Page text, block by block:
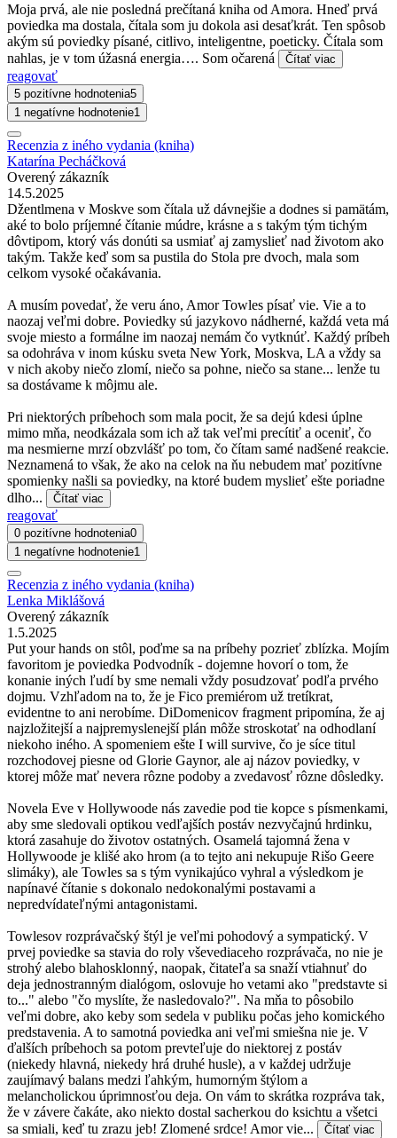
Moja prvá, ale nie posledná prečítaná kniha od Amora. Hneď prvá
poviedka ma dostala, čítala som ju dokola asi desaťkrát. Ten spôsob
akým sú poviedky písané, citlivo, inteligentne, poeticky. Čítala som
nahlas, je v tom úžasná energia…. Som očarená
Čítať viac
reagovať
5 pozitívne hodnotenia5
1 negatívne hodnotenie1
Recenzia z iného vydania (kniha)
Katarína Pecháčková
Overený zákazník
14.5.2025
Džentlmena v Moskve som čítala už dávnejšie a dodnes si pamätám,
aké to bolo príjemné čítanie múdre, krásne a s takým tým tichým
dôvtipom, ktorý vás donúti sa usmiať aj zamyslieť nad životom ako
takým. Takže keď som sa pustila do Stola pre dvoch, mala som
celkom vysoké očakávania.
A musím povedať, že veru áno, Amor Towles písať vie. Vie a to
naozaj veľmi dobre. Poviedky sú jazykovo nádherné, každá veta má
svoje miesto a formálne im naozaj nemám čo vytknúť. Každý príbeh
sa odohráva v inom kúsku sveta New York, Moskva, LA a vždy sa
v nich akoby niečo zlomí, niečo sa pohne, niečo sa stane... lenže tu
sa dostávame k môjmu ale.
Pri niektorých príbehoch som mala pocit, že sa dejú kdesi úplne
mimo mňa, neodkázala som ich až tak veľmi precítiť a oceniť, čo
ma nesmierne mrzí obzvlášť po tom, čo čítam samé nadšené reakcie.
Neznamená to však, že ako na celok na ňu nebudem mať pozitívne
spomienky našli sa poviedky, na ktoré budem myslieť ešte poriadne
dlho...
Čítať viac
reagovať
0 pozitívne hodnotenia0
1 negatívne hodnotenie1
Recenzia z iného vydania (kniha)
Lenka Miklášová
Overený zákazník
1.5.2025
Put your hands on stôl, poďme sa na príbehy pozrieť zblízka. Mojím
favoritom je poviedka Podvodník - dojemne hovorí o tom, že
konanie iných ľudí by sme nemali vždy posudzovať podľa prvého
dojmu. Vzhľadom na to, že je Fico premiérom už tretíkrat,
evidentne to ani nerobíme. DiDomenicov fragment pripomína, že aj
najzložitejší a najpremyslenejší plán môže stroskotať na odhodlaní
niekoho iného. A spomeniem ešte I will survive, čo je síce titul
rozchodovej piesne od Glorie Gaynor, ale aj názov poviedky, v
ktorej môže mať nevera rôzne podoby a zvedavosť rôzne dôsledky.
Novela Eve v Hollywoode nás zavedie pod tie kopce s písmenkami,
aby sme sledovali optikou vedľajších postáv nezvyčajnú hrdinku,
ktorá zasahuje do životov ostatných. Osamelá tajomná žena v
Hollywoode je klišé ako hrom (a to tejto ani nekupuje Rišo Geere
slimáky), ale Towles sa s tým vynikajúco vyhral a výsledkom je
napínavé čítanie s dokonalo nedokonalými postavami a
nepredvídateľnými antagonistami.
Towlesov rozprávačský štýl je veľmi pohodový a sympatický. V
prvej poviedke sa stavia do roly vševediaceho rozprávača, no nie je
strohý alebo blahosklonný, naopak, čitateľa sa snaží vtiahnuť do
deja jednostranným dialógom, oslovuje ho vetami ako "predstavte si
to..." alebo "čo myslíte, že nasledovalo?". Na mňa to pôsobilo
veľmi dobre, ako keby som sedela v publiku počas jeho komického
predstavenia. A to samotná poviedka ani veľmi smiešna nie je. V
ďalších príbehoch sa potom prevteľuje do niektorej z postáv
(niekedy hlavná, niekedy hrá druhé husle), a v každej udržuje
zaujímavý balans medzi ľahkým, humorným štýlom a
melancholickou úprimnosťou deja. On vám to skrátka rozpráva tak,
že v závere čakáte, ako niekto dostal sacherkou do ksichtu a všetci
sa smiali, keď tu zrazu jeb! Zlomené srdce! Amor vie...
Čítať viac